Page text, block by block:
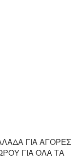
ΓΙΑ ΑΓΟΡΕΣ
ΓΙΑ ΟΛΑ ΤΑ